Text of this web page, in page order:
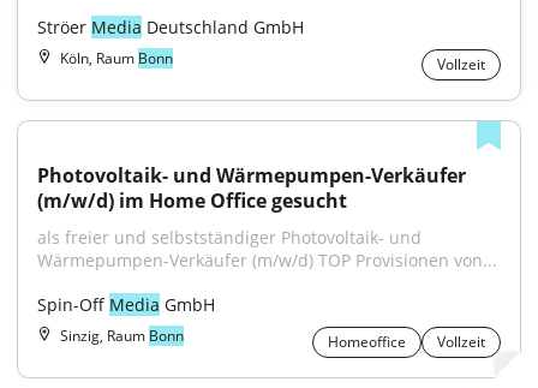
Ströer Media Deutschland GmbH
Köln, Raum Bonn Vollzeit
Photovoltaik- und Wärmepumpen-Verkäufer
(m/w/d) im Home Office gesucht
als freier und selbstständiger Photovoltaik- und
Wärmepumpen-Verkäufer (m/w/d) TOP Provisionen von...
Spin-Off Media GmbH
Sinzig, Raum Bonn Homeoffice Vollzeit